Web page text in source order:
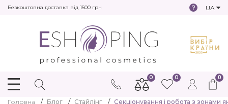
Безкоштовна доставка від 1500 грн UA
0
0 0
Головна Блог Стайлінг Секціонування і робота з зонами